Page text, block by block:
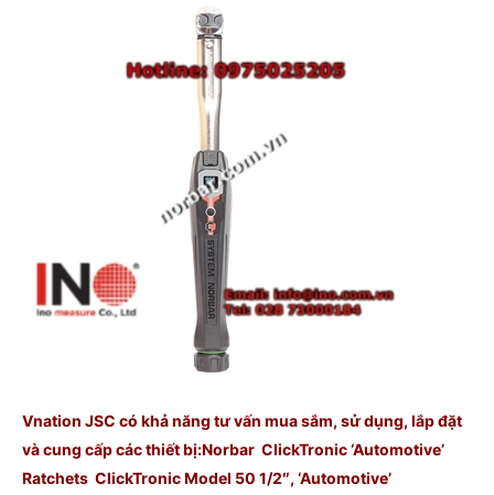
Vnation JSC có khả năng tư vấn mua sắm, sử dụng, lắp đặt
và cung cấp các thiết bị:Norbar ClickTronic ‘Automotive’
Ratchets ClickTronic Model 50 1/2″, ‘Automotive’